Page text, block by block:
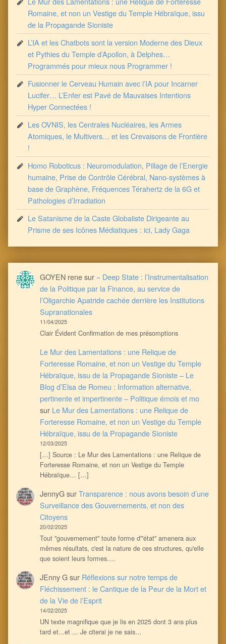
Romaine, et non un Vestige du Temple Hébraïque, issu
de la Propagande Sioniste
L’IA et les Chatbots sont la version Moderne des Dieux
et Pythies du Temple d’Apollon, à Delphes…
Programmés pour mieux nous Programmer !
Fusionner le Cerveau Humain avec l’IA pour Incarner
Lucifer… L’Enfer est Pavé de Mauvaises Intentions
Hyper Connectées !
Les OVNIS, les Centrales Nucléaires, les Armes
Atomiques, le Multivers… et les Crevaisons de Frontière
!
Homo Roboticus : Neuromodulation, Pillage de l’Energie
humaine, Prise de Contrôle Cérébral, Nano-systèmes à
base de Graphène, Fréquences Térahertz de la 6G et
Pathologies d’Irradiation
Le Satanisme de la Caste Globaliste Dirigeante au
Prisme de ses Icônes Médiatiques : ici, Lady Gaga
GOYEN renesur « Deep State : l’Instrumentalisation
de la Politique par la Finance, au service de
l’Oligarchie Apatride cachée derrière les Institutions
Supranationales
11/04/2025
Clair Évident Confirmation de mes présomptions
Le Mur des Lamentations : une Relique de
Forteresse Romaine, et non un Vestige du Temple
Hébraïque, issu de la Propagande Sioniste – Le
Blog d’Elsa de Romeu : Information alternative,
pertinente et impertinente – Politique émois et mo
sur Le Mur des Lamentations : une Relique de
Forteresse Romaine, et non un Vestige du Temple
Hébraïque, issu de la Propagande Sioniste
12/03/2025
[…] Source : Le Mur des Lamentations : une Relique de
Forteresse Romaine, et non un Vestige du Temple
Hébraïque… […]
JennyGsurTransparence : nous avons besoin d’une
Surveillance des Gouvernements, et non des
Citoyens
20/02/2025
Tout ''gouvernement'' toute forme d'''état'' amenera aux
mêmes résultats, c'est la nature de ces structures, qu'elle
que soient leurs formes.…
JEnny Gsur Réflexions sur notre temps de
Fléchissement : le Cantique de la Peur de la Mort et
de la Vie de l’Esprit
14/02/2025
UN texte magnifique que je lis en 2025 dont 3 ans plus
tard et...et ... Je citerai je ne sais…